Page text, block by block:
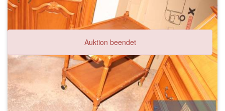
Auktion beendet